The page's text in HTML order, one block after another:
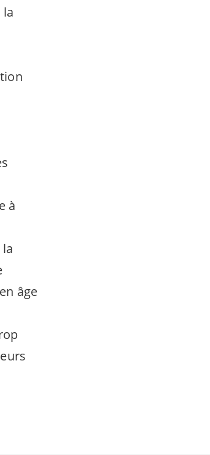
à
âge